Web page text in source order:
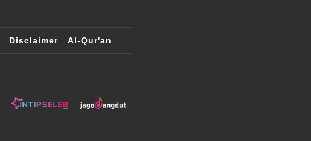
Disclaimer Al-Qur'an